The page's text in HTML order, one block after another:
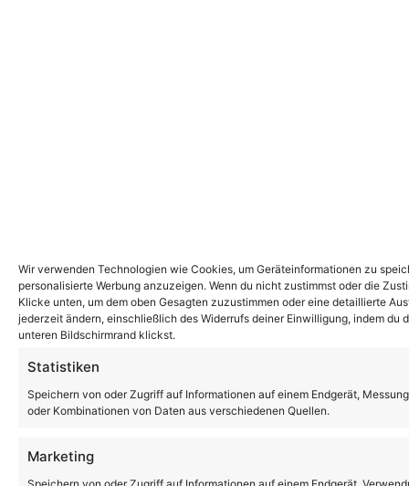
Wir verwenden Technologien wie Cookies, um Geräteinformationen zu
personalisierte Werbung anzuzeigen. Wenn du nicht zustimmst oder die
Klicke unten, um dem oben Gesagten zuzustimmen oder eine detaillierte
jederzeit ändern, einschließlich des Widerrufs deiner Einwilligung, indem
unteren Bildschirmrand klickst.
Statistiken
Speichern von oder Zugriff auf Informationen auf einem Endgerät,
oder Kombinationen von Daten aus verschiedenen Quellen.
Marketing
Speichern von oder Zugriff auf Informationen auf einem Endgerät,